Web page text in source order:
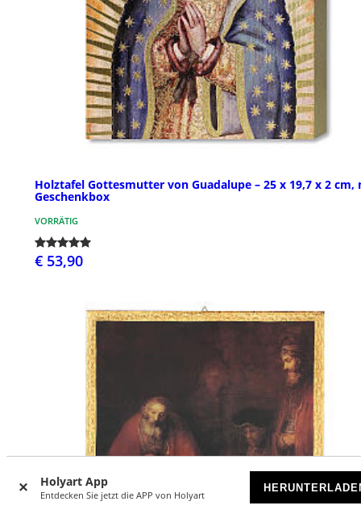
Holyart App
Entdecken Sie jetzt die APP von Holyart
Holztafel Gottesmutter von Guadalupe – 25 x 19,7 x 2 cm,
Geschenkbox
VORRÄTIG
€ 53,90